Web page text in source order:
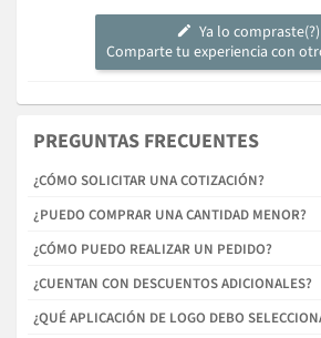
Ya lo compraste(?)
Comparte tu experiencia con
PREGUNTAS FRECUENTES
¿CÓMO SOLICITAR UNA COTIZACIÓN?
¿PUEDO COMPRAR UNA CANTIDAD MENOR?
¿CÓMO PUEDO REALIZAR UN PEDIDO?
¿CUENTAN CON DESCUENTOS ADICIONALES?
¿QUÉ APLICACIÓN DE LOGO DEBO